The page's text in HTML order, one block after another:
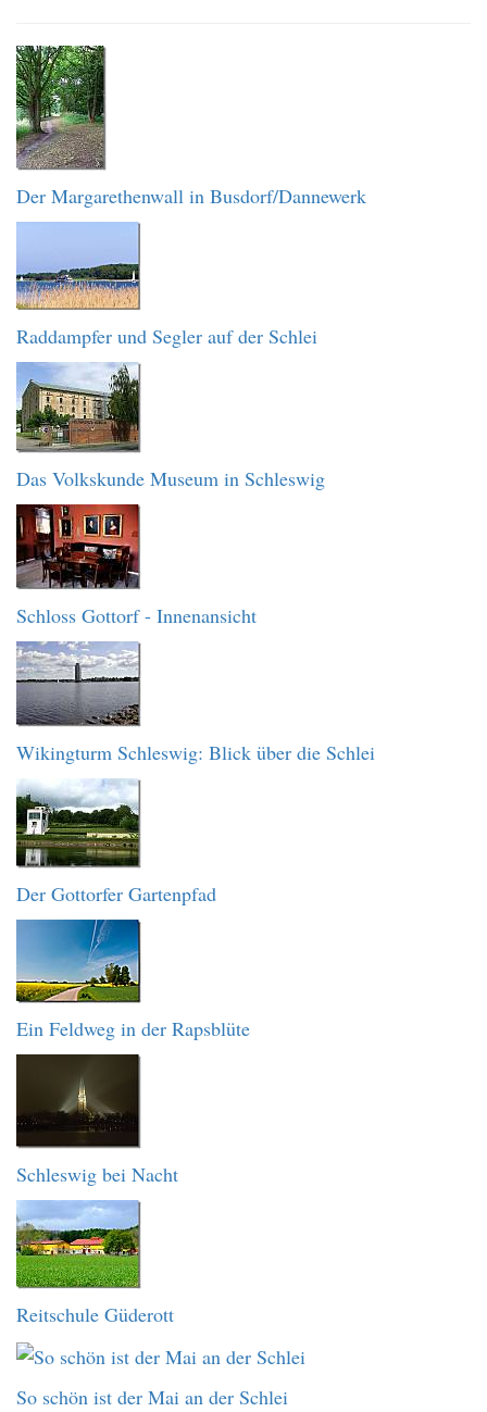
Der Margarethenwall in Busdorf/Dannewerk
Raddampfer und Segler auf der Schlei
Das Volkskunde Museum in Schleswig
Schloss Gottorf - Innenansicht
Wikingturm Schleswig: Blick über die Schlei
Der Gottorfer Gartenpfad
Ein Feldweg in der Rapsblüte
Schleswig bei Nacht
Reitschule Güderott
So schön ist der Mai an der Schlei